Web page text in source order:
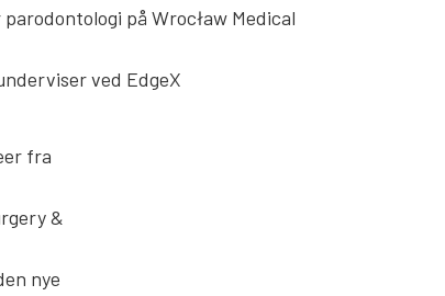
på Wrocław Medical
ved EdgeX
fra
&
nye